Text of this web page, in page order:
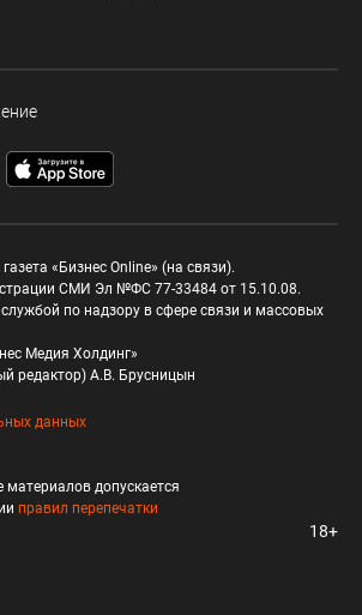
«Бизнес Online» (на связи).
СМИ Эл №ФС 77-33484 от 15.10.08.
по надзору в сфере связи и массовых
Медия Холдинг»
редактор) А.В. Брусницын
данных
допускается
правил перепечатки
18+